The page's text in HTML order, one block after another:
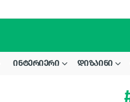
ᲘᲜᲢᲔᲠᲘᲔᲠᲘ ᲓᲘᲖᲐᲘᲜᲘ